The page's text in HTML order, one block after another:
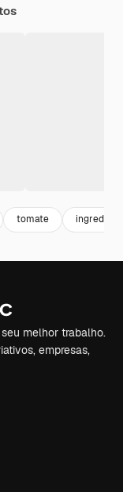
tomate
melhor trabalho.
empresas,